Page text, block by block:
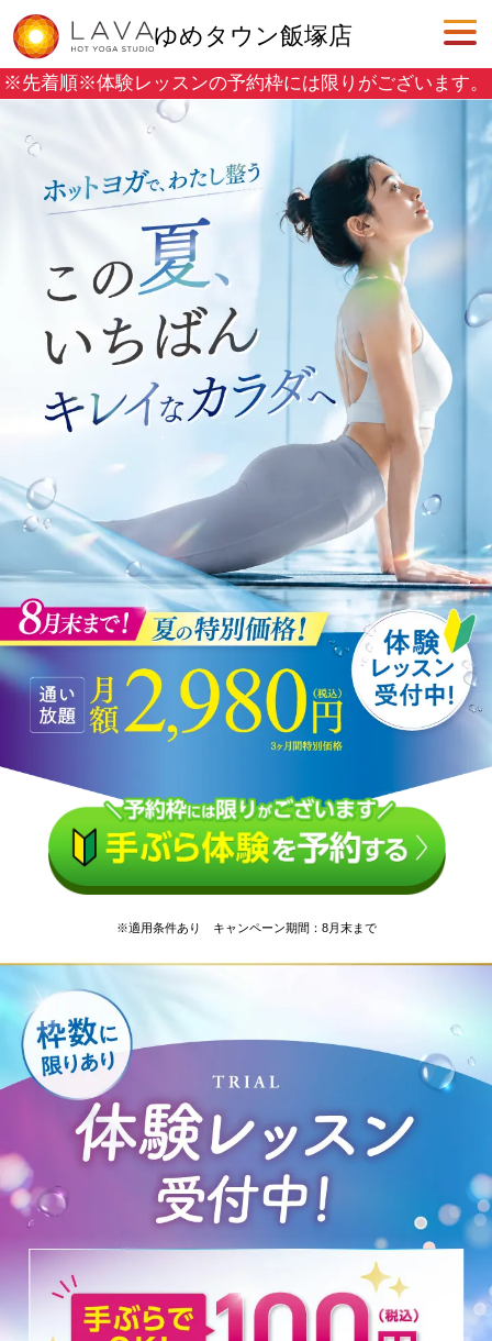
ゆめタウン飯塚店
※先着順※体験レッスンの予約枠には限りがございます。
※適用条件あり キャンペーン期間：8月末まで